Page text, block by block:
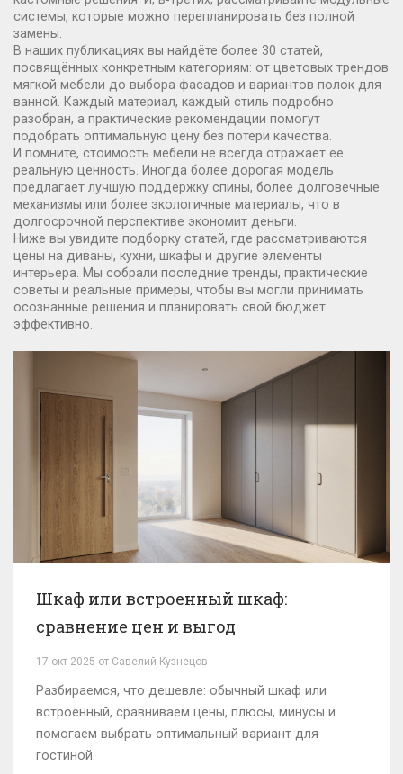
системы, которые можно перепланировать без полной
замены.
В наших публикациях вы найдёте более 30 статей,
посвящённых конкретным категориям: от цветовых трендов
мягкой мебели до выбора фасадов и вариантов полок для
ванной. Каждый материал, каждый стиль подробно
разобран, а практические рекомендации помогут
подобрать оптимальную цену без потери качества.
И помните, стоимость мебели не всегда отражает её
реальную ценность. Иногда более дорогая модель
предлагает лучшую поддержку спины, более долговечные
механизмы или более экологичные материалы, что в
долгосрочной перспективе экономит деньги.
Ниже вы увидите подборку статей, где рассматриваются
цены на диваны, кухни, шкафы и другие элементы
интерьера. Мы собрали последние тренды, практические
советы и реальные примеры, чтобы вы могли принимать
осознанные решения и планировать свой бюджет
эффективно.
Шкаф или встроенный шкаф:
сравнение цен и выгод
17 окт 2025 от Савелий Кузнецов
Разбираемся, что дешевле: обычный шкаф или
встроенный, сравниваем цены, плюсы, минусы и
помогаем выбрать оптимальный вариант для
гостиной.